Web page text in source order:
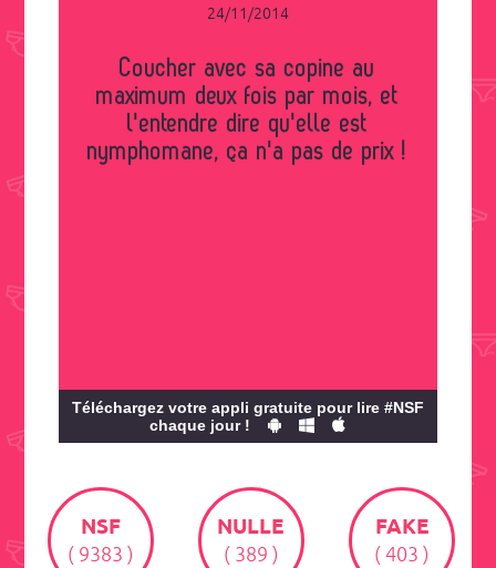
24/11/2014
Coucher avec sa copine au
maximum deux fois par mois, et
l'entendre dire qu'elle est
nymphomane, ça n'a pas de prix !
Téléchargez votre appli gratuite pour lire #NSF
chaque jour !
NSF
( 9383 )
NULLE
( 389 )
FAKE
( 403 )